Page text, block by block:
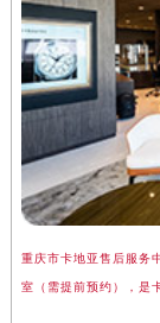
重庆市卡地亚售后服务
室（需提前预约），是